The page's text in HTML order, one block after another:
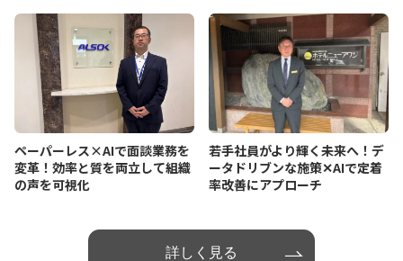
ペーパーレス×AIで面談業務を
変革！効率と質を両立して組織
の声を可視化
若手社員がより輝く未来へ！デ
ータドリブンな施策✕AIで定着
率改善にアプローチ
詳しく見る